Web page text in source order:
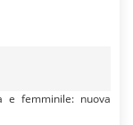
e femminile: nuova